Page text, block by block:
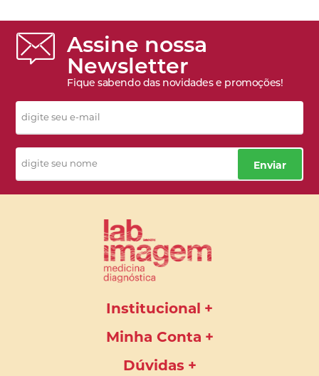
Assine nossa
Newsletter
Fique sabendo das novidades e promoções!
Enviar
Institucional
Minha Conta
Dúvidas